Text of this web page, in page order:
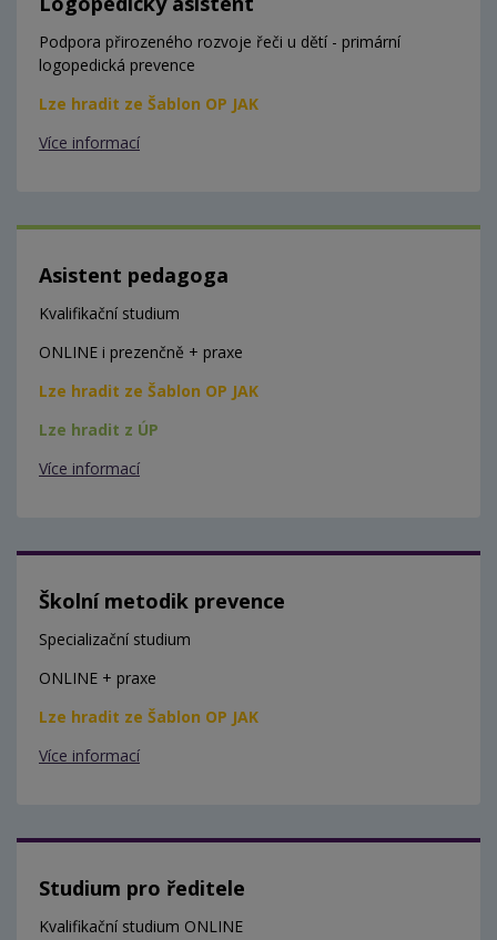
Podpora přirozeného rozvoje řeči u dětí - primární
logopedická prevence
Lze hradit ze Šablon OP JAK
Více informací
Asistent pedagoga
Kvalifikační studium
ONLINE i prezenčně + praxe
Lze hradit ze Šablon OP JAK
Lze hradit z ÚP
Více informací
Školní metodik prevence
Specializační studium
ONLINE + praxe
Lze hradit ze Šablon OP JAK
Více informací
Studium pro ředitele
Kvalifikační studium ONLINE